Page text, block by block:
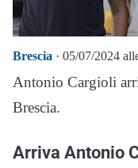
Brescia · 05/07/2024
Antonio Cargioli
Brescia.
Arriva Antonio